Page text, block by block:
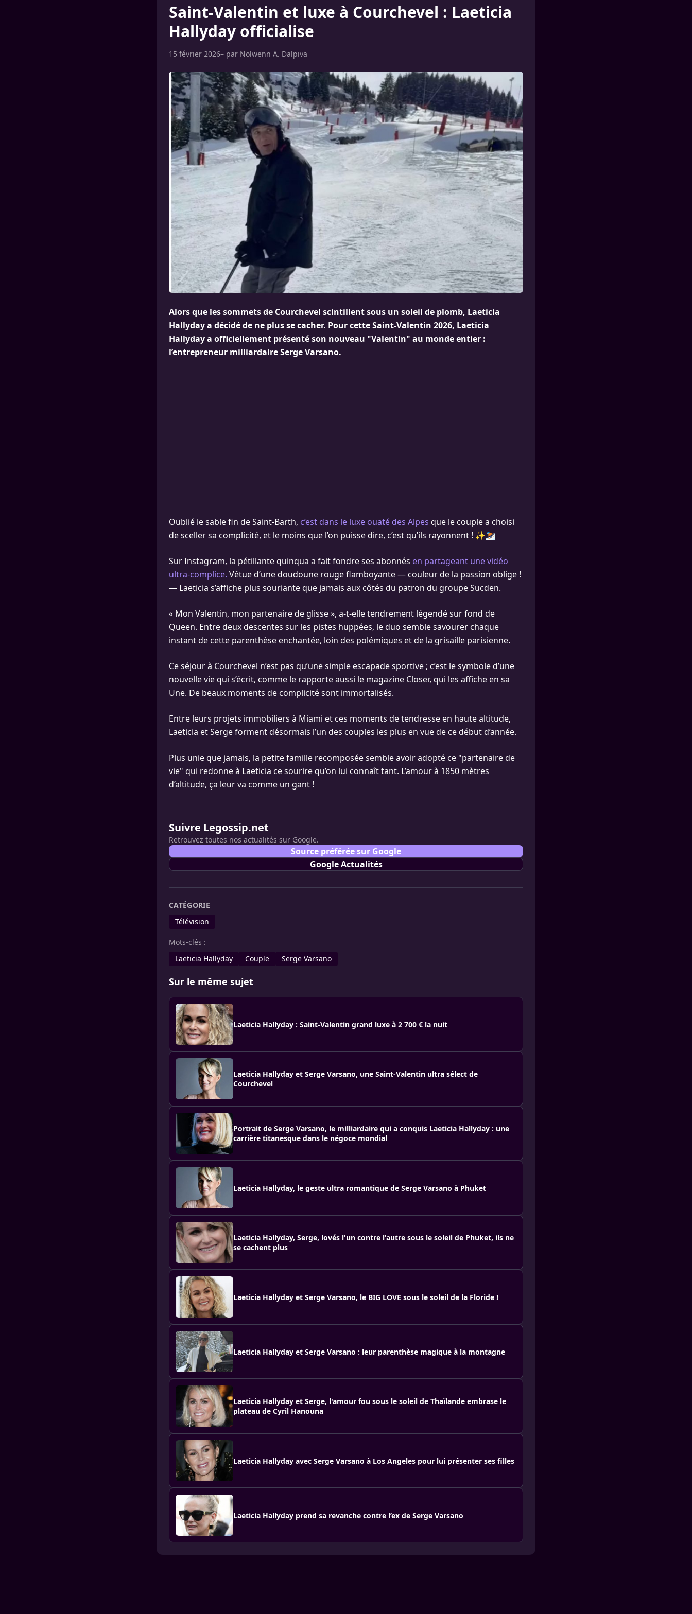
Saint-Valentin et luxe à Courchevel : Laeticia
Hallyday officialise
15 février 2026– par Nolwenn A. Dalpiva
Alors que les sommets de Courchevel scintillent sous un soleil de plomb, Laeticia
Hallyday a décidé de ne plus se cacher. Pour cette Saint-Valentin 2026, Laeticia
Hallyday a officiellement présenté son nouveau "Valentin" au monde entier :
l’entrepreneur milliardaire Serge Varsano.
Oublié le sable fin de Saint-Barth, c’est dans le luxe ouaté des Alpes que le couple a choisi
de sceller sa complicité, et le moins que l’on puisse dire, c’est qu’ils rayonnent ! ✨⛷️
Sur Instagram, la pétillante quinqua a fait fondre ses abonnés en partageant une vidéo
ultra-complice. Vêtue d’une doudoune rouge flamboyante — couleur de la passion oblige !
— Laeticia s’affiche plus souriante que jamais aux côtés du patron du groupe Sucden.
« Mon Valentin, mon partenaire de glisse », a-t-elle tendrement légendé sur fond de
Queen. Entre deux descentes sur les pistes huppées, le duo semble savourer chaque
instant de cette parenthèse enchantée, loin des polémiques et de la grisaille parisienne.
Ce séjour à Courchevel n’est pas qu’une simple escapade sportive ; c’est le symbole d’une
nouvelle vie qui s’écrit, comme le rapporte aussi le magazine Closer, qui les affiche en sa
Une. De beaux moments de complicité sont immortalisés.
Entre leurs projets immobiliers à Miami et ces moments de tendresse en haute altitude,
Laeticia et Serge forment désormais l’un des couples les plus en vue de ce début d’année.
Plus unie que jamais, la petite famille recomposée semble avoir adopté ce "partenaire de
vie" qui redonne à Laeticia ce sourire qu’on lui connaît tant. L’amour à 1850 mètres
d’altitude, ça leur va comme un gant !
Suivre Legossip.net
Retrouvez toutes nos actualités sur Google.
Source préférée sur Google
Google Actualités
CATÉGORIE
Télévision
Mots-clés :
Laeticia Hallyday
Couple Serge Varsano
Sur le même sujet
Laeticia Hallyday : Saint-Valentin grand luxe à 2 700 € la nuit
Laeticia Hallyday et Serge Varsano, une Saint-Valentin ultra sélect de
Courchevel
Portrait de Serge Varsano, le milliardaire qui a conquis Laeticia Hallyday : une
carrière titanesque dans le négoce mondial
Laeticia Hallyday, le geste ultra romantique de Serge Varsano à Phuket
Laeticia Hallyday, Serge, lovés l'un contre l'autre sous le soleil de Phuket, ils ne
se cachent plus
Laeticia Hallyday et Serge Varsano, le BIG LOVE sous le soleil de la Floride !
Laeticia Hallyday et Serge Varsano : leur parenthèse magique à la montagne
Laeticia Hallyday et Serge, l'amour fou sous le soleil de Thaïlande embrase le
plateau de Cyril Hanouna
Laeticia Hallyday avec Serge Varsano à Los Angeles pour lui présenter ses filles
Laeticia Hallyday prend sa revanche contre l’ex de Serge Varsano